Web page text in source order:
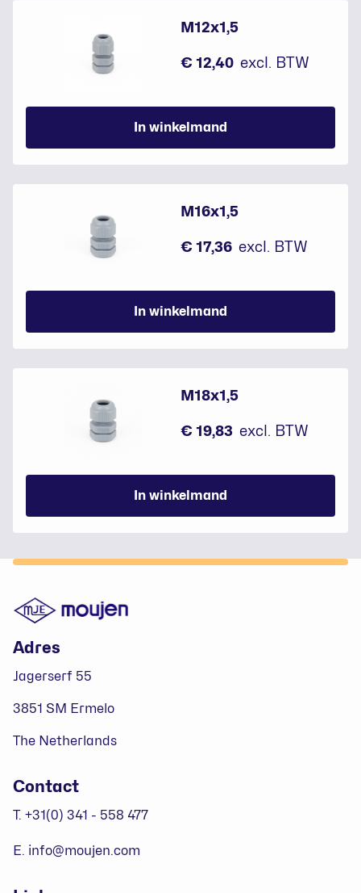
M12x1,5
€ 12,40 excl. BTW
In winkelmand
M16x1,5
€ 17,36 excl. BTW
In winkelmand
M18x1,5
€ 19,83 excl. BTW
In winkelmand
Footer
Adres
Jagerserf 55
3851 SM Ermelo
The Netherlands
Contact
T. +31(0) 341 - 558 477
E. info@moujen.com